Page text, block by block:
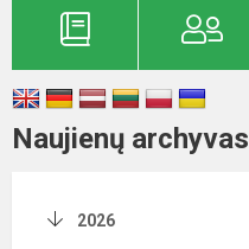
Naujienų archyvas
2026